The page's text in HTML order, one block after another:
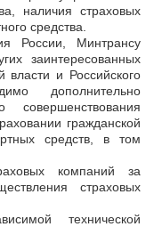
наличия страховых
средства.
России, Минтрансу
заинтересованных
власти и Российского
дополнительно
совершенствования
гражданской
средств, в том
компаний за
страховых
технической